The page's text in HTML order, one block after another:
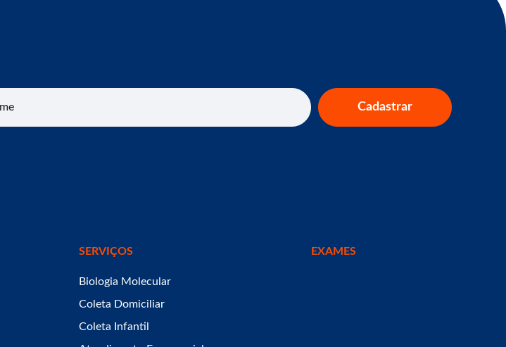
Cadastrar
SERVIÇOS
Biologia Molecular
Coleta Domiciliar
Coleta Infantil
EXAMES